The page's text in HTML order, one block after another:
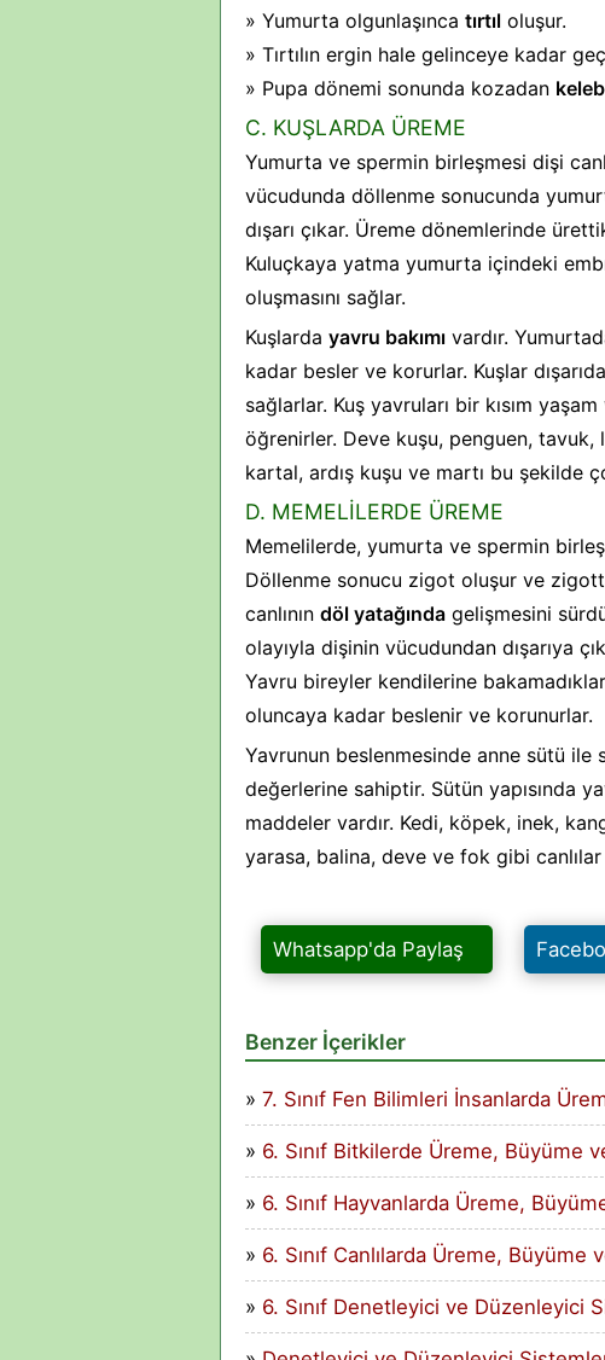
» Yumurta olgunlaşınca tırtıl oluşur.
» Tırtılın ergin hale gelinceye kadar
» Pupa dönemi sonunda kozadan
C. KUŞLARDA ÜREME
Yumurta ve spermin birleşmesi dişi
vücudunda döllenme sonucunda
dışarı çıkar. Üreme dönemlerinde
Kuluçkaya yatma yumurta içindeki
oluşmasını sağlar.
Kuşlarda yavru bakımı vardır.
kadar besler ve korurlar. Kuşlar
sağlarlar. Kuş yavruları bir kısım
öğrenirler. Deve kuşu, penguen,
kartal, ardış kuşu ve martı bu şekilde
D. MEMELİLERDE ÜREME
Memelilerde, yumurta ve spermin
Döllenme sonucu zigot oluşur ve
canlının döl yatağında gelişmesini
olayıyla dişinin vücudundan dışarıya
Yavru bireyler kendilerine
oluncaya kadar beslenir ve korunurlar.
Yavrunun beslenmesinde anne sütü ile
değerlerine sahiptir. Sütün yapısında
maddeler vardır. Kedi, köpek, inek,
yarasa, balina, deve ve fok gibi
Whatsapp'da Paylaş
Benzer İçerikler
7. Sınıf Fen Bilimleri İnsanlarda
6. Sınıf Bitkilerde Üreme, Büyüme
6. Sınıf Hayvanlarda Üreme,
6. Sınıf Canlılarda Üreme, Büyüme
6. Sınıf Denetleyici ve Düzenleyici